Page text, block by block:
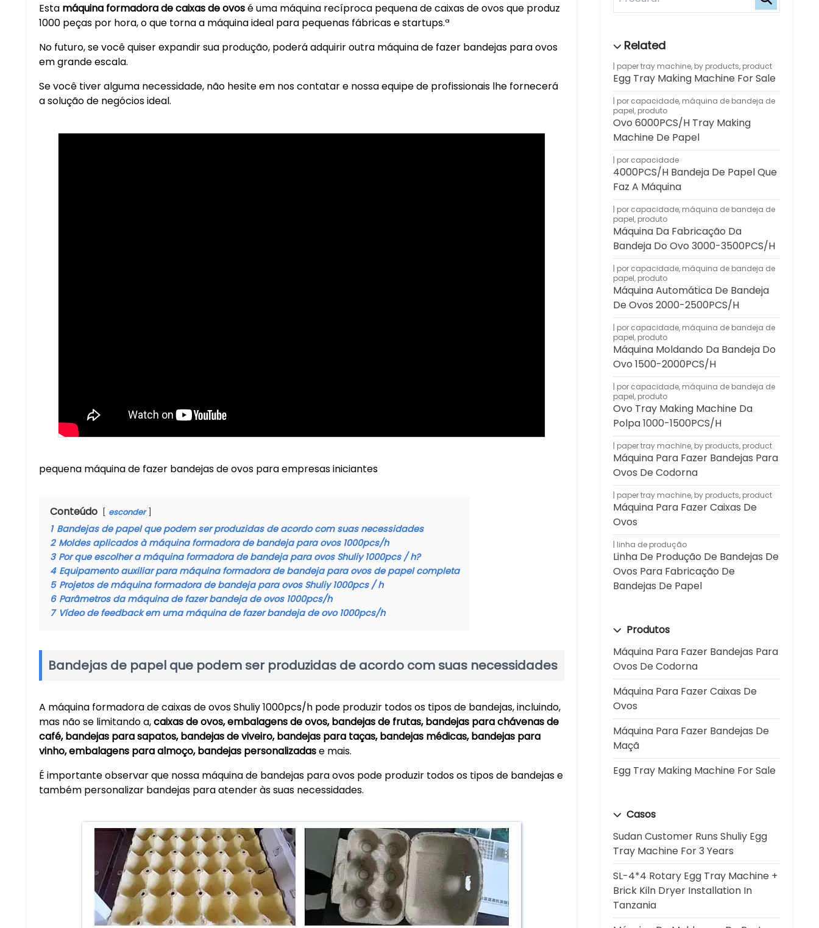
Esta máquina formadora de caixas de ovosé uma máquina recíproca pequena de caixas de ovos que produz
1000 peças por hora, o que torna a máquina ideal para pequenas fábricas e startups.ª
No futuro, se você quiser expandir sua produção, poderá adquirir outra máquina de fazer bandejas para ovos
em grande escala.
Se você tiver alguma necessidade, não hesite em nos contatar e nossa equipe de profissionais lhe fornecerá
a solução de negócios ideal.
pequena máquina de fazer bandejas de ovos para empresas iniciantes
Conteúdo esconder
1 Bandejas de papel que podem ser produzidas de acordo com suas necessidades
2 Moldes aplicados à máquina formadora de bandeja para ovos 1000pcs/h
3 Por que escolher a máquina formadora de bandeja para ovos Shuliy 1000pcs / h?
4 Equipamento auxiliar para máquina formadora de bandeja para ovos de papel completa
5 Projetos de máquina formadora de bandeja para ovos Shuliy 1000pcs / h
6 Parâmetros da máquina de fazer bandeja de ovos 1000pcs/h
7 Vídeo de feedback em uma máquina de fazer bandeja de ovo 1000pcs/h
Bandejas de papel que podem ser produzidas de acordo com suas necessidades
A máquina formadora de caixas de ovos Shuliy 1000pcs/h pode produzir todos os tipos de bandejas, incluindo,
mas não se limitando a,caixas de ovos, embalagens de ovos, bandejas de frutas, bandejas para chávenas de
café, bandejas para sapatos, bandejas de viveiro, bandejas para taças, bandejas médicas, bandejas para
vinho, embalagens para almoço, bandejas personalizadase mais.
É importante observar que nossa máquina de bandejas para ovos pode produzir todos os tipos de bandejas e
também personalizar bandejas para atender às suas necessidades.
paper tray machine, by products, product
Egg Tray Making Machine For Sale
por capacidade, máquina de bandeja de
papel, produto
Ovo 6000PCS/H Tray Making
Machine De Papel
por capacidade
4000PCS/H Bandeja De Papel Que
Faz A Máquina
por capacidade, máquina de bandeja de
papel, produto
Máquina Da Fabricação Da
Bandeja Do Ovo 3000-3500PCS/H
por capacidade, máquina de bandeja de
papel, produto
Máquina Automática De Bandeja
De Ovos 2000-2500PCS/H
por capacidade, máquina de bandeja de
papel, produto
Máquina Moldando Da Bandeja Do
Ovo 1500-2000PCS/H
por capacidade, máquina de bandeja de
papel, produto
Ovo Tray Making Machine Da
Polpa 1000-1500PCS/H
paper tray machine, by products, product
Máquina Para Fazer Bandejas Para
Ovos De Codorna
paper tray machine, by products, product
Máquina Para Fazer Caixas De
Ovos
linha de produção
Linha De Produção De Bandejas De
Ovos Para Fabricação De
Bandejas De Papel
Produtos
Máquina Para Fazer Bandejas Para
Ovos De Codorna
Máquina Para Fazer Caixas De
Ovos
Máquina Para Fazer Bandejas De
Maçã
Egg Tray Making Machine For Sale
Casos
Sudan Customer Runs Shuliy Egg
Tray Machine For 3 Years
SL-4*4 Rotary Egg Tray Machine +
Brick Kiln Dryer Installation In
Tanzania